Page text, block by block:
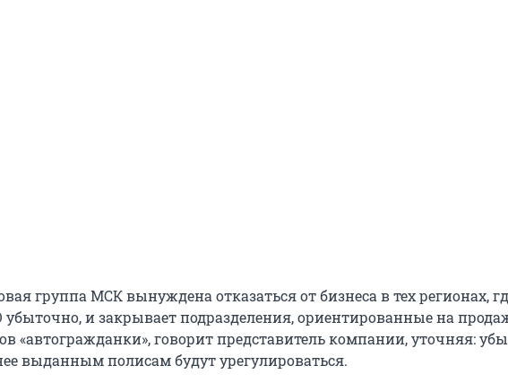
группа МСК вынуждена отказаться от бизнеса в тех регионах,
и закрывает подразделения, ориентированные на
«автогражданки», говорит представитель компании, уточняя:
выданным полисам будут урегулироваться.